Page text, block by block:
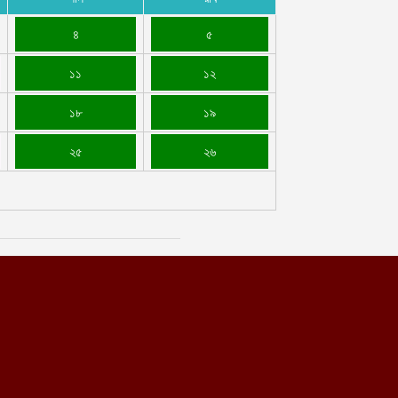
৪ ৫
১১ ১২
১৮ ১৯
২৫ ২৬